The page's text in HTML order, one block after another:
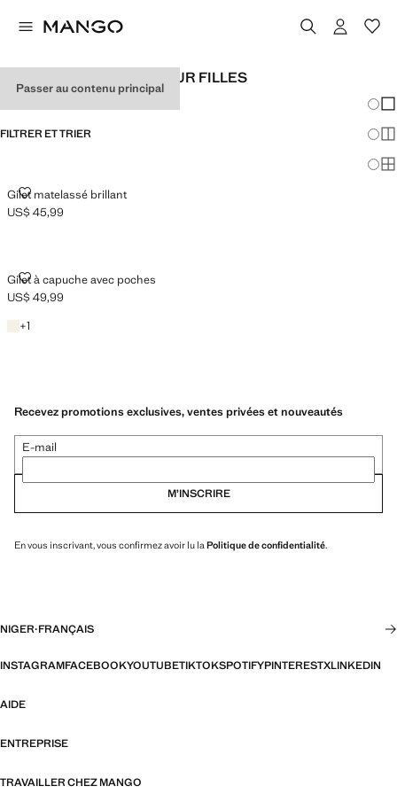
Passer au contenu principal
GILETS MATELASSÉS POUR FILLES
FILTRER ET TRIER
Gilet matelassé brillant
GILET MATELASSÉ BRILLANT
Prix actuel [US$ 45,99 ]
US$ 45,99
Gilet à capuche avec poches
GILET À CAPUCHE AVEC POCHES
Prix actuel [US$ 49,99 ]
US$ 49,99
Écru
+1
+1 couleur
Recevez promotions exclusives, ventes privées et nouveautés
E-mail
M’INSCRIRE
En vous inscrivant, vous confirmez avoir lu laPolitique de confidentialité.
NIGER·FRANÇAIS
INSTAGRAMFACEBOOKYOUTUBETIKTOKSPOTIFYPINTERESTXLINKEDIN
AIDE
ENTREPRISE
TRAVAILLER CHEZ MANGO